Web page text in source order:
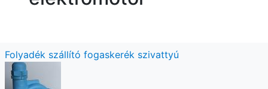
Folyadék szállító fogaskerék szivattyú